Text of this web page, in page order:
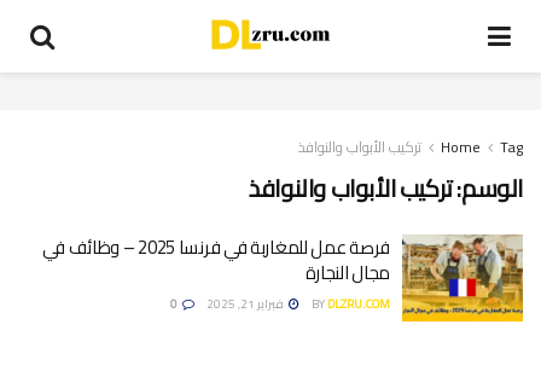
Home Tag تركيب الأبواب والنوافذ
الوسم:تركيب الأبواب والنوافذ
فرصة عمل للمغاربة في فرنسا 2025 – وظائف في
مجال النجارة
BYDLZRU.COM فبراير 21, 2025